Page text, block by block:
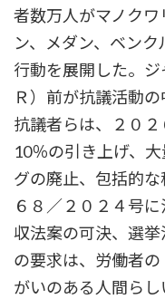
者数万人がマノクワ
ン、メダン、ベン
行動を展開した。
Ｒ）前が抗議活動の
抗議者らは、２０
10％の引き上げ、
グの廃止、包括的
６８／２０２４号
収法案の可決、選
の要求は、労働者
がいのある人間ら